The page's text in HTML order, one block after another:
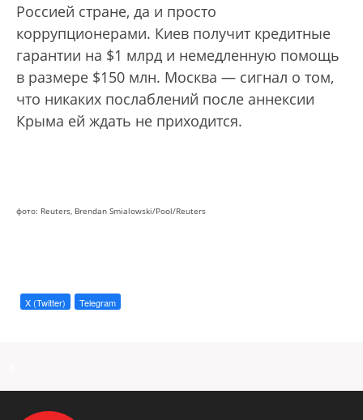
Россией стране, да и просто
коррупционерами. Киев получит кредитные
гарантии на $1 млрд и немедленную помощь
в размере $150 млн. Москва — сигнал о том,
что никаких послаблений после аннексии
Крыма ей ждать не приходится.
фото: Reuters, Brendan Smialowski/Pool/Reuters
X (Twitter) Telegram